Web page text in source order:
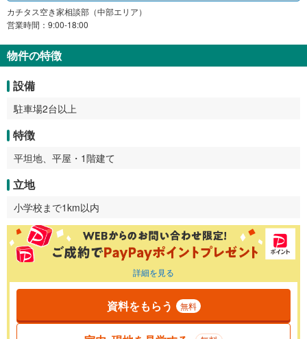
カチタス空き家相談部（中部エリア）
営業時間：9:00-18:00
物件の特徴
設備
駐車場2台以上
特徴
平坦地、平屋・1階建て
立地
小学校まで1km以内
詳細を見る
資料をもらう 無料